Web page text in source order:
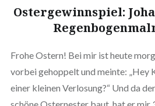
Ostergewinnspiel:
Frohe Ostern! Bei mir ist heute
vorbei gehoppelt und meinte: „Hey
einer kleinen Verlosung?“ Und da
schöne Osternester baut, hat er mir